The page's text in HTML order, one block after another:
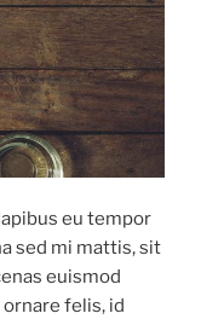
eu tempor
sed mi mattis, sit
euismod
felis, id